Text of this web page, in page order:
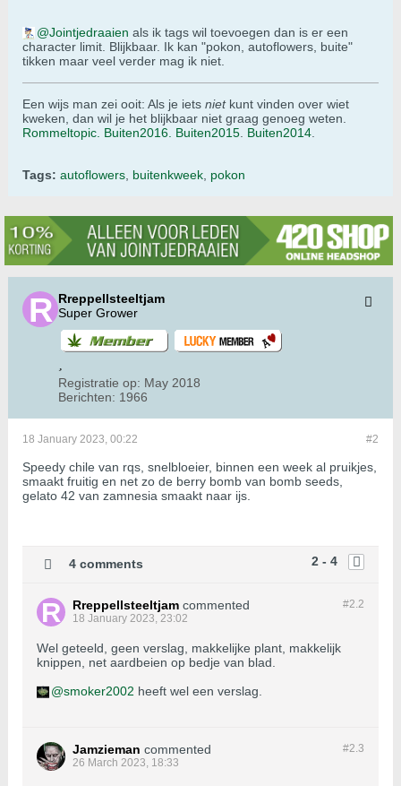
Jointjedraaien als ik tags wil toevoegen dan is er een
character limit. Blijkbaar. Ik kan "pokon, autoflowers, buite"
tikken maar veel verder mag ik niet.
Een wijs man zei ooit: Als je iets nietkunt vinden over wiet
kweken, dan wil je het blijkbaar niet graag genoeg weten.
Rommeltopic. Buiten2016. Buiten2015 Buiten2014
Tags: autoflowers buitenkweek pokon
Rreppellsteeltjam
Super Grower
Registratie op: May 2018
Berichten: 1966
#2
18 January 2023, 00:22
Speedy chile van rqs, snelbloeier, binnen een week al pruikjes,
smaakt fruitig en net zo de berry bomb van bomb seeds,
gelato 42 van zamnesia smaakt naar ijs.
2 - 4
4 comments
#2.2
Rreppellsteeltjam commented
18 January 2023, 23:02
Wel geteeld, geen verslag, makkelijke plant, makkelijk
knippen, net aardbeien op bedje van blad.
smoker2002 heeft wel een verslag.
#2.3
Jamzieman commented
26 March 2023, 18:33